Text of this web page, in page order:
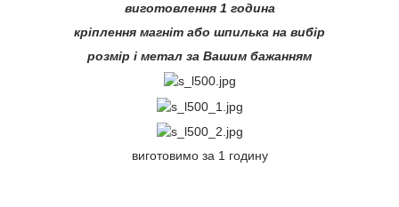
виготовлення 1 година
кріплення магніт або шпилька на вибір
розмір і метал за Вашим бажанням
виготовимо за 1 годину